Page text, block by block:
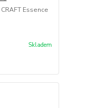
Essence
Skladem